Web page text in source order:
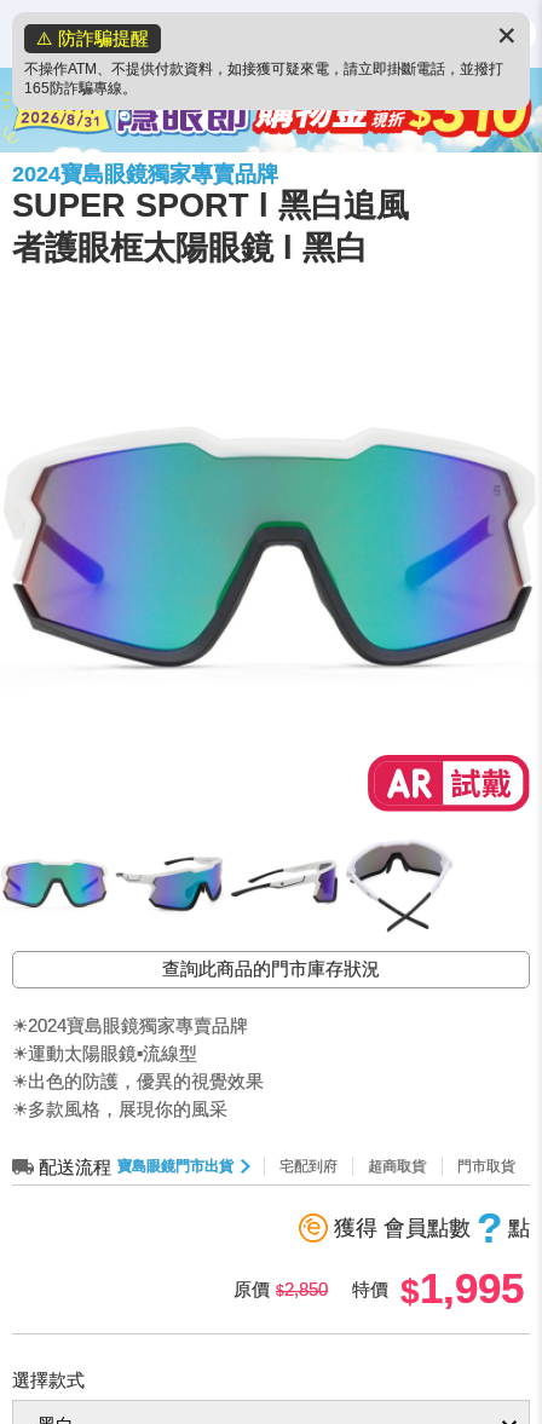
⚠️ 防詐騙提醒
不操作ATM、不提供付款資料，如接獲可疑來電，請立即掛斷電話，並撥打
165防詐騙專線。
✕
2024寶島眼鏡獨家專賣品牌
SUPER SPORT l 黑白追風
者護眼框太陽眼鏡 l 黑白
查詢此商品的門市庫存狀況
☀2024寶島眼鏡獨家專賣品牌
☀運動太陽眼鏡▪︎流線型
☀出色的防護，優異的視覺效果
☀多款風格，展現你的風采
配送流程 寶島眼鏡門市出貨 宅配到府 超商取貨 門市取貨
獲得 會員點數 ? 點
原價 2,850 特價 1,995
選擇款式